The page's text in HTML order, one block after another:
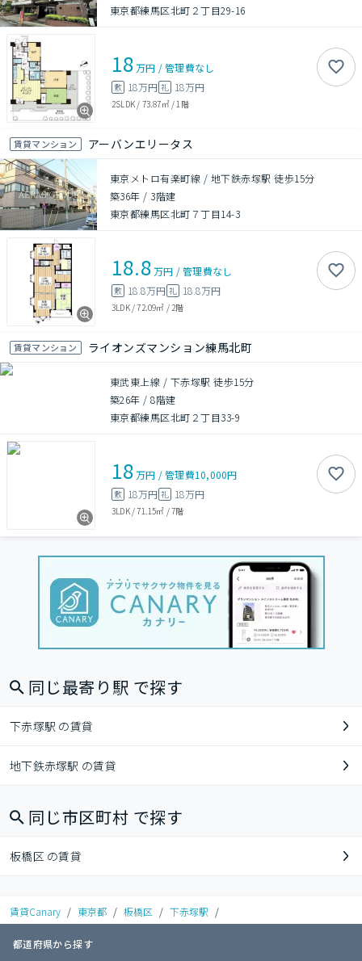
東京都練馬区北町２丁目29-16
18万円 /管理費なし
敷 18万円 礼 18万円
2SLDK / 73.87㎡/ 1階
賃貸マンション アーバンエリータス
東京メトロ有楽町線 / 地下鉄赤塚駅 徒歩15分
築36年 / 3階建
東京都練馬区北町７丁目14-3
18.8万円 /管理費なし
敷 18.8万円 礼 18.8万円
3LDK/72.09㎡ / 2階
賃貸マンション ライオンズマンション練馬北町
東武東上線 / 下赤塚駅 徒歩15分
築26年 /8階建
東京都練馬区北町２丁目33-9
18万円 /管理費10,000円
敷 18万円 礼 18万円
3LDK/71.15㎡ /7階
同じ最寄り駅 で探す
下赤塚駅 の賃貸
地下鉄赤塚駅 の賃貸
同じ市区町村 で探す
板橋区 の賃貸
賃貸Canary / 東京都 / 板橋区 / 下赤塚駅 /
都道府県から探す